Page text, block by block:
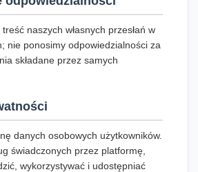
naszych własnych przesłań w
nie ponosimy odpowiedzialności za
składane przez samych
danych osobowych użytkowników.
świadczonych przez platformę,
wykorzystywać i udostępniać